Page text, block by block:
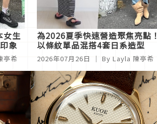
女生
象
亭希
為2026夏季快速營造聚焦亮點！
以條紋單品混搭4套日系造型
2026年07月26日 ｜ By Layla 陳亭希